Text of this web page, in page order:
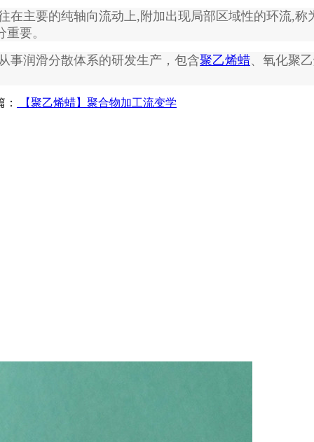
在主要的纯轴向流动上,附加出现局部区域性的环流,称
要。
事润滑分散体系的研发生产，包含聚乙烯蜡、氧化聚
【聚乙烯蜡】聚合物加工流变学